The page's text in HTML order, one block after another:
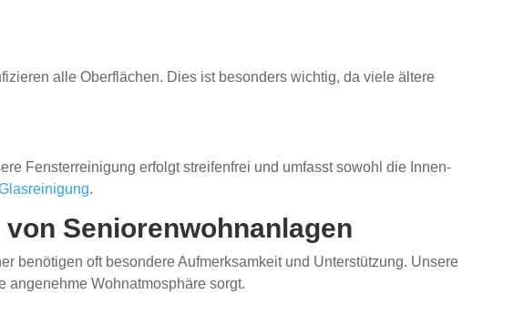
alle Oberflächen. Dies ist besonders wichtig, da viele ältere
Fensterreinigung erfolgt streifenfrei und umfasst sowohl die Innen-
.
Seniorenwohnanlagen
benötigen oft besondere Aufmerksamkeit und Unterstützung. Unsere
angenehme Wohnatmosphäre sorgt.